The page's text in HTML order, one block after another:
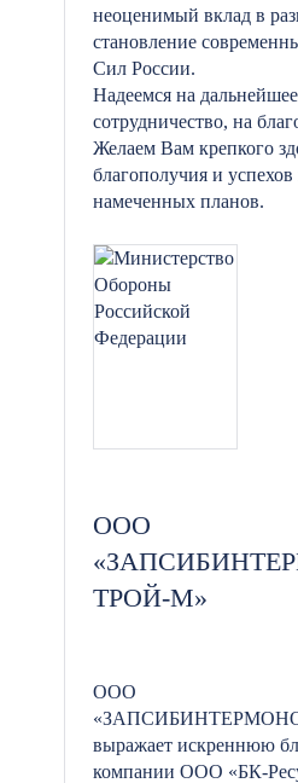
неоценимый вклад в
становление
Сил России.
Надеемся на
сотрудничество, на
Желаем Вам крепкого
благополучия и
намеченных планов.
ООО
ТРОЙ-М»
ООО
выражает искреннюю
компании ООО «БК-